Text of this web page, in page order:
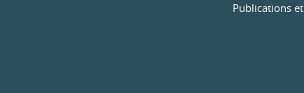
Publications